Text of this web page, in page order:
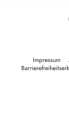
Impressum